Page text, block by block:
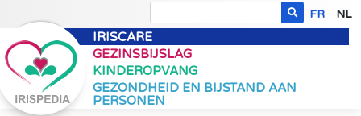
FR NL
IRISCARE
GEZINSBIJSLAG
KINDEROPVANG
GEZONDHEID EN BIJSTAND AAN
PERSONEN